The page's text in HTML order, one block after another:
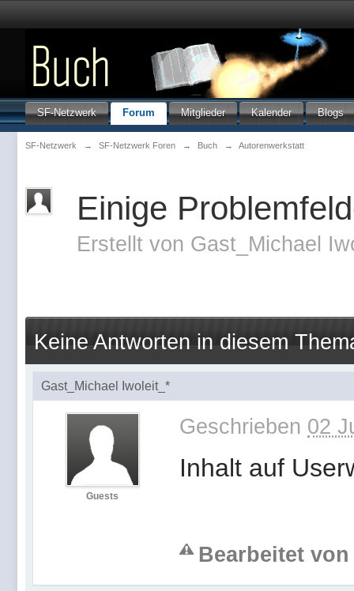
SF-Netzwerk Forum Mitglieder Kalender Blogs
SF-Netzwerk → SF-Netzwerk Foren → Buch → Autorenwerkstatt
Einige
Erstellt von Gast_Michael
Keine Antworten in diesem
Gast_Michael Iwoleit_*
Guests
Geschrieben 02
Inhalt auf
Bearbeitet von